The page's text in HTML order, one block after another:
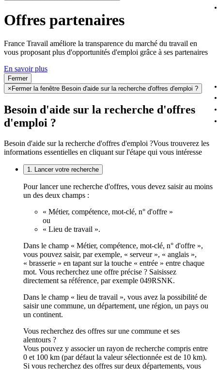
Offres partenaires
France Travail améliore la transparence du marché du travail en
vous proposant plus d'opportunités d'emploi grâce à ses partenaires
En savoir plus
Fermer
× Fermer la fenêtre Besoin d'aide sur la recherche d'offres d'emploi ?
Besoin d'aide sur la recherche d'offres
d'emploi ?
Besoin d'aide sur la recherche d'offres d'emploi ?Vous trouverez les
informations essentielles en cliquant sur l'étape qui vous intéresse
1. Lancer votre recherche
Pour lancer une recherche d'offres, vous devez saisir au moins
un des deux champs :
« Métier, compétence, mot-clé, n° d'offre »
ou
« Lieu de travail ».
Dans le champ « Métier, compétence, mot-clé, n° d'offre »,
vous pouvez saisir, par exemple, « serveur », « anglais »,
« brasserie » en tapant sur la touche « entrée » entre chaque
mot. Vous recherchez une offre précise ? Saisissez
directement sa référence, par exemple 049RSNK.
Dans le champ « lieu de travail », vous avez la possibilité de
saisir une commune, un département, une région, un pays ou
un continent.
Vous recherchez des offres sur une commune et ses
alentours ?
Vous pouvez y associer un rayon de recherche compris entre
0 et 100 km (par défaut la valeur sélectionnée est de 10 km).
Si vous recherchez des offres sur deux départements, vous